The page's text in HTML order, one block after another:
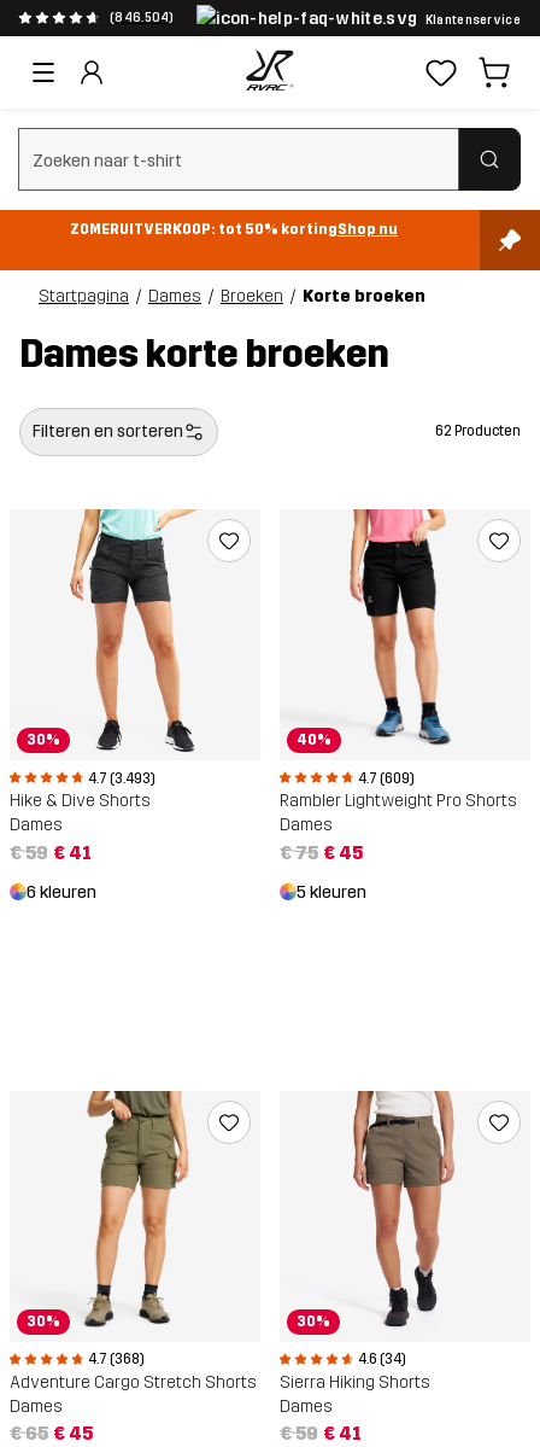
(846.504) Klantenservice
Zoeken wissen
ZOMERUITVERKOOP: tot 50% kortingShop nu
Startpagina Dames Broeken Korte broeken
Dames korte broeken
Filteren en sorteren 62 Producten
30%
4.7 (3.493)
Hike & Dive Shorts
Dames
€ 59 € 41
6 kleuren
40%
4.7 (609)
Rambler Lightweight Pro Shorts
Dames
€ 75 € 45
5 kleuren
30%
4.7 (368)
Adventure Cargo Stretch Shorts
Dames
€ 65 € 45
30%
4.6 (34)
Sierra Hiking Shorts
Dames
€ 59 € 41